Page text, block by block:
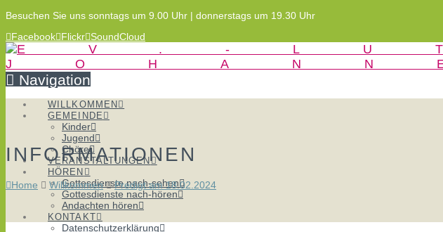
Besuchen Sie uns sonntags um 9.00 Uhr | donnerstags um 19.30 Uhr
Facebook Flickr SoundCloud
Navigation
WILLKOMMEN
GEMEINDE
Kinder
Jugend
Chöre
VERANSTALTUNGEN
HÖREN
Gottesdienste nach-sehen
Gottesdienste nach-hören
Andachten hören
KONTAKT
Datenschutzerklärung
INFORMATIONEN
Home Willkommen Predigt am 18.02.2024